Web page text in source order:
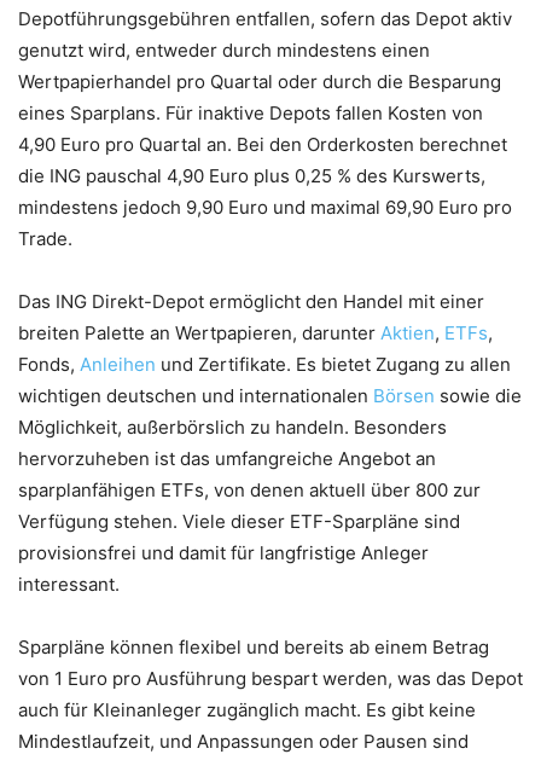
Depotführungsgebühren entfallen, sofern das Depot aktiv
genutzt wird, entweder durch mindestens einen
Wertpapierhandel pro Quartal oder durch die Besparung
eines Sparplans. Für inaktive Depots fallen Kosten von
4,90 Euro pro Quartal an. Bei den Orderkosten berechnet
die ING pauschal 4,90 Euro plus 0,25 % des Kurswerts,
mindestens jedoch 9,90 Euro und maximal 69,90 Euro pro
Trade.
Das ING Direkt-Depot ermöglicht den Handel mit einer
breiten Palette an Wertpapieren, darunter Aktien, ETFs,
Fonds, Anleihen und Zertifikate. Es bietet Zugang zu allen
wichtigen deutschen und internationalen Börsen sowie die
Möglichkeit, außerbörslich zu handeln. Besonders
hervorzuheben ist das umfangreiche Angebot an
sparplanfähigen ETFs, von denen aktuell über 800 zur
Verfügung stehen. Viele dieser ETF-Sparpläne sind
provisionsfrei und damit für langfristige Anleger
interessant.
Sparpläne können flexibel und bereits ab einem Betrag
von 1 Euro pro Ausführung bespart werden, was das Depot
auch für Kleinanleger zugänglich macht. Es gibt keine
Mindestlaufzeit, und Anpassungen oder Pausen sind